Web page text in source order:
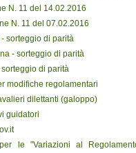
N. 11 del 14.02.2016
N. 11 del 07.02.2016
sorteggio di parità
- sorteggio di parità
di parità
modifiche regolamentari
dilettanti (galoppo)
guidatori
le "Variazioni al